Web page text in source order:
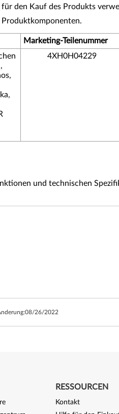
für den Kauf des Produkts
Produktkomponenten.
Marketing-Teilenummer
4XH0H04229
und technischen
08/26/2022
RESSOURCEN
Kontakt